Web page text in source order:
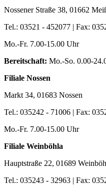
Nossener Straße 38, 01662
Tel.: 03521 - 452077 | Fax:
Mo.-Fr. 7.00-15.00 Uhr
Bereitschaft: Mo.-So. 0.00-
Filiale Nossen
Markt 34, 01683 Nossen
Tel.: 035242 - 71006 | Fax:
Mo.-Fr. 7.00-15.00 Uhr
Filiale Weinböhla
Hauptstraße 22, 01689
Tel.: 035243 - 32963 | Fax: